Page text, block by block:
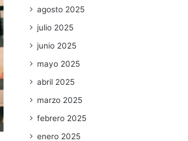
agosto 2025
julio 2025
junio 2025
mayo 2025
abril 2025
marzo 2025
febrero 2025
enero 2025